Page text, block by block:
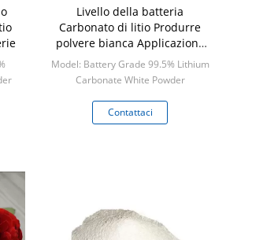
Livello della batteria
Carbonato di litio Produrre
polvere bianca Applicazione
20/25/100/500 Kg Tipo di
confezione
Model: Battery Grade 99.5% Lithium
Carbonate White Powder
Contattaci